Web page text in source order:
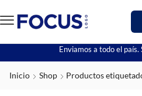
Enviamos a todo el país.
Inicio Shop Productos